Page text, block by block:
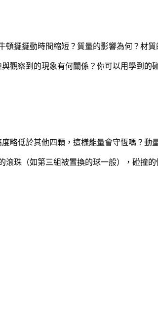
頓擺擺動時間縮短？質量的影響為何？材質
觀察到的現象有何關係？你可以用學到的
略低於其他四顆，這樣能量會守恆嗎？動
滾珠（如第三組被置換的球一般），碰撞